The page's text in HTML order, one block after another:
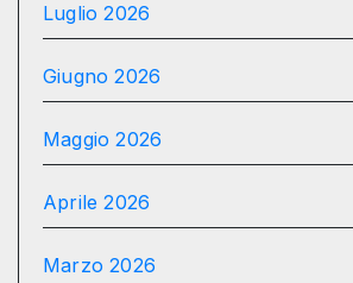
Luglio 2026
Giugno 2026
Maggio 2026
Aprile 2026
Marzo 2026